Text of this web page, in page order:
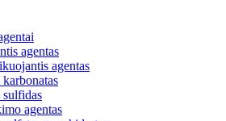
agentas
agentas
agentas